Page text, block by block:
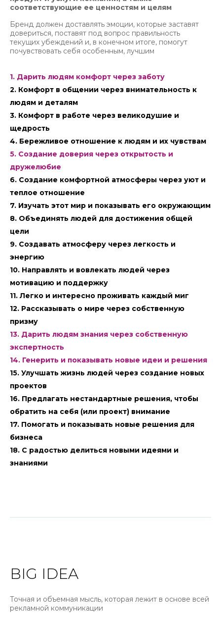
соответствующие ее ценностям и целям
Бренд должен доставлять эмоции, которые заставят
довериться, поставят под вопрос правильность
текущих убеждений и, в конечном итоге, помогут
почувствовать себя особенным, лучшим
1. Дарить людям комфорт через заботу
2. Комфорт в общении через внимательность к
людям и деталям
3. Комфорт в работе через великодушие и
щедрость
4. Бережливое отношение к людям и их чувствам
5. Создание доверия через открытость и
дружелюбие
6. Создание комфортной атмосферы через уют и
теплое отношение
7. Изучать этот мир и показывать его окружающим
8. Объединять людей для достижения общей
цели
9. Создавать атмосферу через легкость и
энергию
10. Направлять и вовлекать людей через
мотивацию и поддержку
11. Легко и интересно проживать каждый миг
12. Рассказывать о мире через собственную
призму
13. Дарить людям знания через собственную
экспертность
14. Генерить и показывать новые идеи и решения
15. Улучшать жизнь людей через создание новых
проектов
16. Предлагать нестандартные решения, чтобы
обратить на себя (или проект) внимание
17. Помогать и показывать новые решения для
бизнеса
18. С радостью делиться новыми идеями и
знаниями
BIG IDEA
Точная и объемная мысль, которая лежит в основе всей
рекламной коммуникации